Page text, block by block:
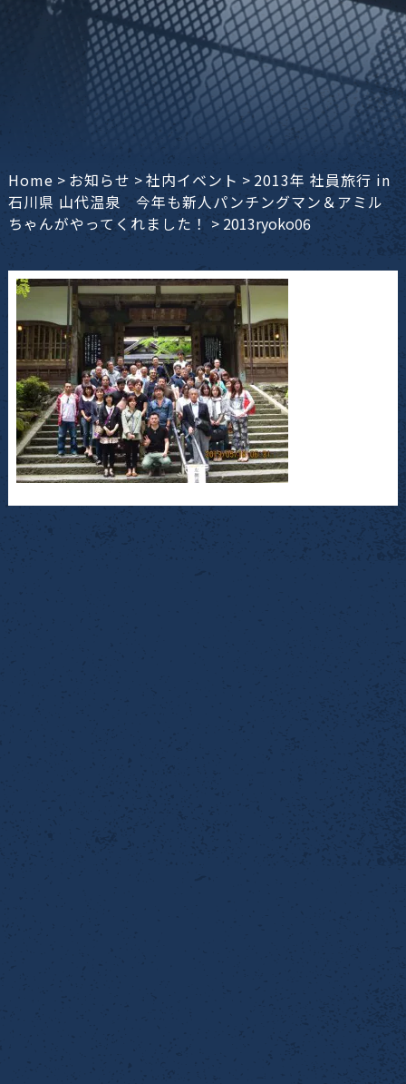
Home > お知らせ >社内イベント > 2013年 社員旅行 in
石川県 山代温泉 今年も新人パンチングマン＆アミル
ちゃんがやってくれました！ > 2013ryoko06